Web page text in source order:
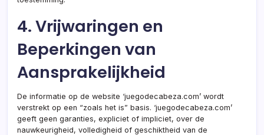
4. Vrijwaringen en
Beperkingen van
Aansprakelijkheid
De informatie op de website ‘juegodecabeza.com’ wordt
verstrekt op een “zoals het is” basis. ‘juegodecabeza.com’
geeft geen garanties, expliciet of impliciet, over de
nauwkeurigheid, volledigheid of geschiktheid van de